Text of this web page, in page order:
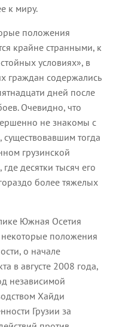
к миру.
положения
крайне странными, к
условиях», в
граждан содержались
дней после
Очевидно, что
не знакомы с
тогда
грузинской
десятки тысяч его
более тяжелых
Южная Осетия
положения
о начале
в августе 2008 года,
независимой
Хайди
Грузии за